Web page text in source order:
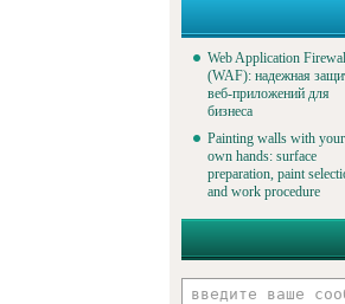
Web Application
(WAF): надежная
веб-приложений для
бизнеса
Painting walls with your
own hands: surface
preparation, paint
and work procedure